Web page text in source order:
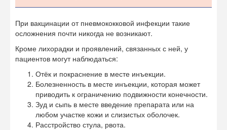
При вакцинации от пневмококковой инфекции такие
осложнения почти никогда не возникают.
Кроме лихорадки и проявлений, связанных с ней, у
пациентов могут наблюдаться:
Отёк и покраснение в месте инъекции.
Болезненность в месте инъекции, которая может
приводить к ограничению подвижности конечности.
Зуд и сыпь в месте введение препарата или на
любом участке кожи и слизистых оболочек.
Расстройство стула, рвота.